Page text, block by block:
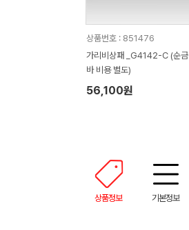
상품번호 : 851476
가리비상패 _G4142-C (순금
바 비용 별도)
56,100원
상품정보 기본정보